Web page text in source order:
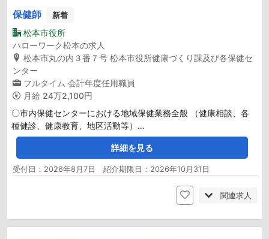
保健師 新着
松本市役所
ハローワーク松本の求人
松本市丸の内３番７号 松本市役所健康づくり課及び各保健セ
ンター
フルタイム 会計年度任用職員
月給 24万2,100円
〇市内保健センターにおける地域保健業務全般 （健康相談、各
種健診、健康教育、地区活動等）…
詳細を見る
受付日：2026年8月7日 紹介期限日：2026年10月31日
関連求人